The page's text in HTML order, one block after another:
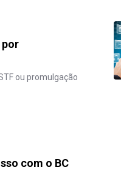
por
ou promulgação
com o BC